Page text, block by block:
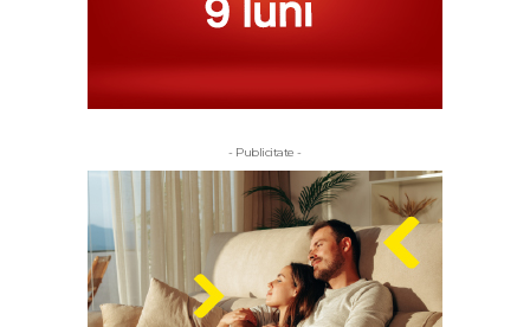
- Publicitate -